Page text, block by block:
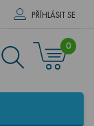
PŘÍHLÁSIT SE
0